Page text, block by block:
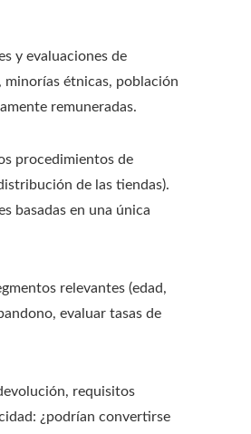
y evaluaciones de
minorías étnicas, población
remuneradas.
procedimientos de
de las tiendas).
basadas en una única
relevantes (edad,
evaluar tasas de
requisitos
¿podrían convertirse